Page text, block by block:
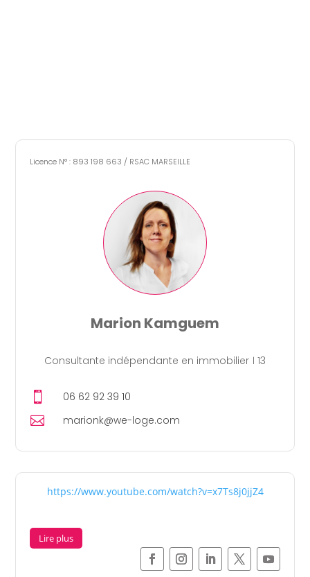
Trouver un consultant
Accès propriétaire / locataire
Licence N° : 893 198 663 / RSAC MARSEILLE
Marion Kamguem
Consultante indépendante en immobilier । 13

06 62 92 39 10

marionk@we-loge.com
https://www.youtube.com/watch?v=x7Ts8j0jjZ4
Lire plus